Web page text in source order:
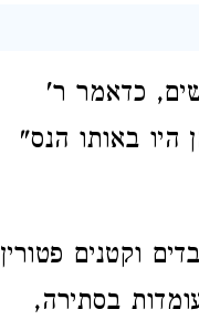
כדאמר ר'
באותו הנס"
וקטנים פטורין
בסתירה,